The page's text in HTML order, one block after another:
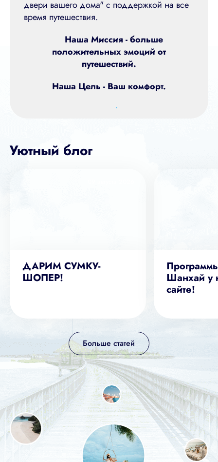
двери вашего дома" с поддержкой на все
время путешествия.
Наша Миссия - больше
положительных эмоций от
путешествий.
Наша Цель - Ваш комфорт.
Уютный блог
ДАРИМ СУМКУ-
ШОПЕР!
Шанхай у
сайте!
Больше статей